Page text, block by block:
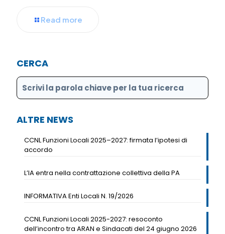
Read more
CERCA
ALTRE NEWS
CCNL Funzioni Locali 2025–2027: firmata l’ipotesi di
accordo
L’IA entra nella contrattazione collettiva della PA
INFORMATIVA Enti Locali N. 19/2026
CCNL Funzioni Locali 2025-2027: resoconto
dell’incontro tra ARAN e Sindacati del 24 giugno 2026